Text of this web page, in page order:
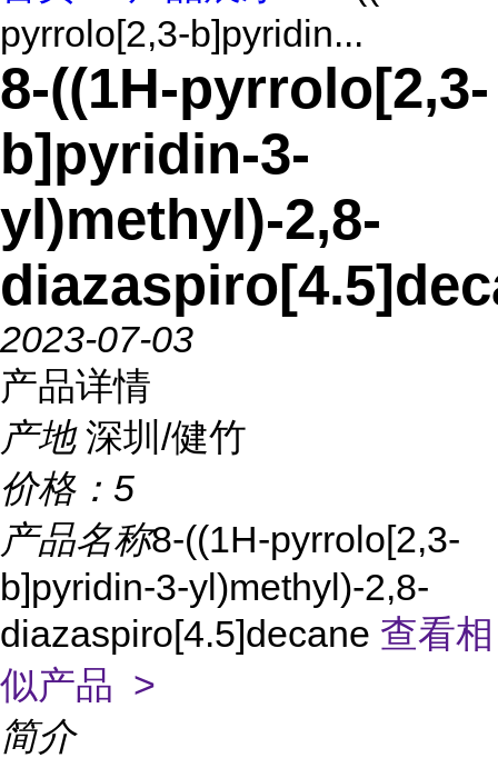
pyrrolo[2,3-b]pyridin...
8-((1H-pyrrolo[2,3-
b]pyridin-3-
yl)methyl)-2,8-
2023-07-03
产品详情
产地 深圳/健竹
价格： 5
产品名称8-((1H-pyrrolo[2,3-
b]pyridin-3-yl)methyl)-2,8-
diazaspiro[4.5]decane 查看相
似产品 >
简介